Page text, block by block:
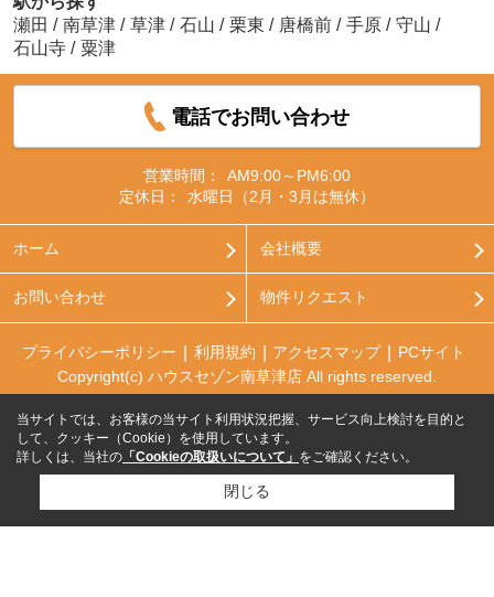
瀬田 / 南草津 / 草津 / 石山 / 栗東 / 唐橋前 / 手原 / 守山 /
石山寺 / 粟津
電話でお問い合わせ
営業時間：
AM9:00～PM6:00
定休日：
水曜日（2月・3月は無休）
ホーム 会社概要
お問い合わせ 物件リクエスト
プライバシーポリシー 利用規約 アクセスマップ
PCサイト
Copyright(c) ハウスセゾン南草津店 All rights reserved.
当サイトでは、お客様の当サイト利用状況把握、サービス向上検討を目的と
して、クッキー（Cookie）を使用しています。
詳しくは、当社の 「Cookieの取扱いについて」 をご確認ください。
閉じる